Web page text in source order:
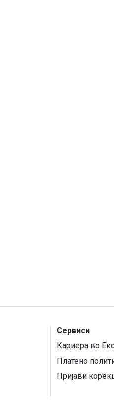
Сервиси
Кариера во
Платено
Пријави